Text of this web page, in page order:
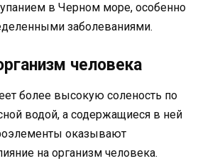
в Черном море, особенно
заболеваниями.
человека
более высокую соленость по
водой, а содержащиеся в ней
оказывают
на организм человека.